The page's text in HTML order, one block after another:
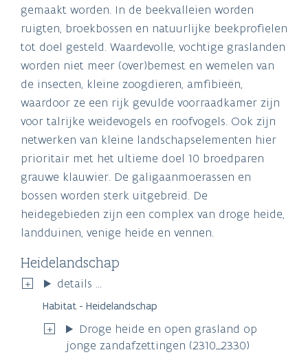
gemaakt worden. In de beekvalleien worden
ruigten, broekbossen en natuurlijke beekprofielen
tot doel gesteld. Waardevolle, vochtige graslanden
worden niet meer (over)bemest en wemelen van
de insecten, kleine zoogdieren, amfibieën,
waardoor ze een rijk gevulde voorraadkamer zijn
voor talrijke weidevogels en roofvogels. Ook zijn
netwerken van kleine landschapselementen hier
prioritair met het ultieme doel 10 broedparen
grauwe klauwier. De galigaanmoerassen en
bossen worden sterk uitgebreid. De
heidegebieden zijn een complex van droge heide,
landduinen, venige heide en vennen.
Heidelandschap
details ...
Habitat - Heidelandschap
Droge heide en open grasland op
jonge zandafzettingen (2310_2330)